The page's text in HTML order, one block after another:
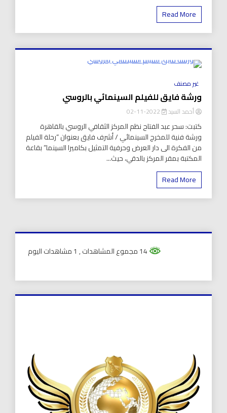
Read More
غير مصنف
ورشة فايق للفيلم السينمائي بالروسي
أحمد السيد
كتبت: سحر عبد الفتاح نظم المركز الثقافي الروسي بالقاهرة
ورشة فنية للمخرج السينمائي / أشرف فايق بعنوان “رحلة الفيلم
من الفكرة الى دار العرض وحرفية التمثيل بكاميرا السينما” بقاعة
المكتبة بمقر المركز بالدقي، حيث...
Read More
, 1 مشاهدات اليوم